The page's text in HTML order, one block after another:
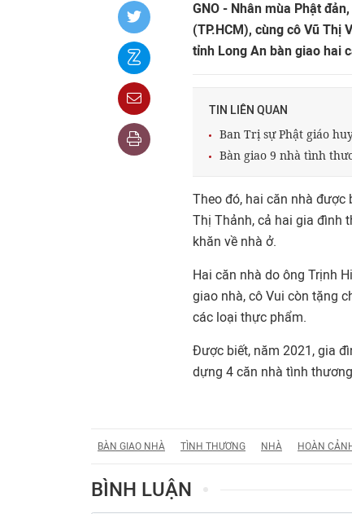
GNO - Nhân mùa Phật
(TP.HCM), cùng cô Vũ Thị
tỉnh Long An bàn giao hai
TIN LIÊN QUAN
Ban Trị sự Phật giáo
Bàn giao 9 nhà tình
Theo đó, hai căn nhà được
Thị Thảnh, cả hai gia đình
khăn về nhà ở.
Hai căn nhà do ông Trịnh
giao nhà, cô Vui còn tặng
các loại thực phẩm.
Được biết, năm 2021, gia
dựng 4 căn nhà tình
BÀN GIAO NHÀ TÌNH THƯƠNG NHÀ HOÀN
BÌNH LUẬN